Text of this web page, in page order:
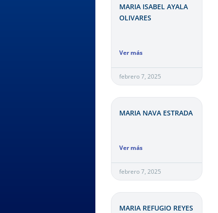
MARIA ISABEL AYALA
OLIVARES
Ver más
febrero 7, 2025
MARIA NAVA ESTRADA
Ver más
febrero 7, 2025
MARIA REFUGIO REYES